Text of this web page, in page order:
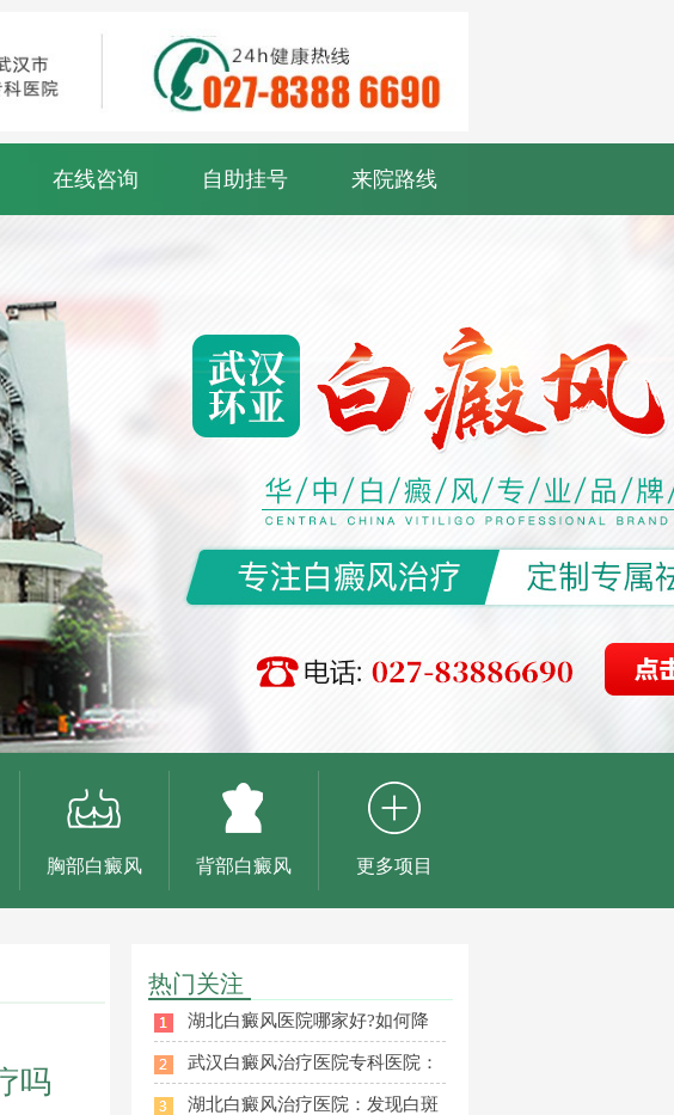
在线咨询 自助挂号 来院路线
胸部白癜风 背部白癜风 更多项目
吗
热门关注
湖北白癜风医院哪家好?如何降
武汉白癜风治疗医院专科医院：
湖北白癜风治疗医院：发现白斑